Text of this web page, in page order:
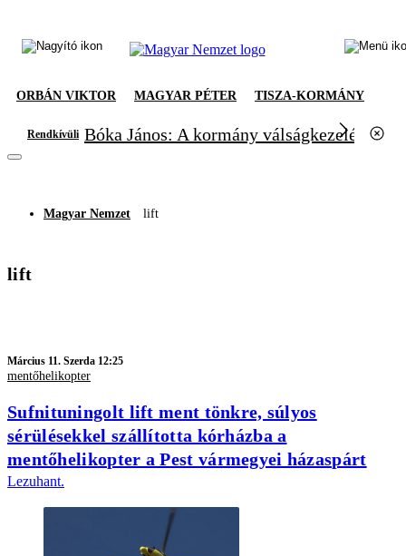
ORBÁN VIKTOR MAGYAR PÉTER TISZA-KORMÁNY
Rendkívüli Bóka János: A kormány válságkezelésből
Magyar Nemzet lift
lift
Március 11. Szerda 12:25
mentőhelikopter
Sufnituningolt lift ment tönkre, súlyos
sérülésekkel szállította kórházba a
mentőhelikopter a Pest vármegyei házaspárt
Lezuhant.